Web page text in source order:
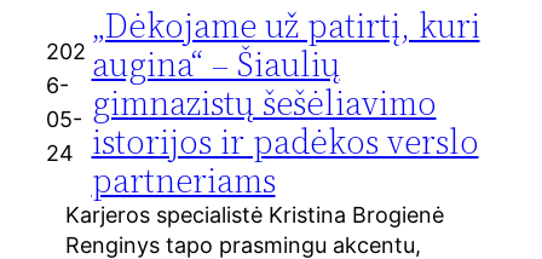
202
6-
05-
24
„Dėkojame už patirtį, kuri
augina“ – Šiaulių
gimnazistų šešėliavimo
istorijos ir padėkos verslo
partneriams
Karjeros specialistė Kristina Brogienė
Renginys tapo prasmingu akcentu,